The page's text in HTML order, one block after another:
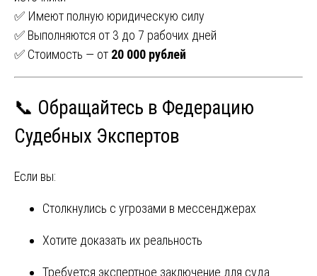
✅ Имеют полную юридическую силу
✅ Выполняются от 3 до 7 рабочих дней
✅ Стоимость — от 20 000 рублей
📞 Обращайтесь в Федерацию
Судебных Экспертов
Если вы:
Столкнулись с угрозами в мессенджерах
Хотите доказать их реальность
Требуется экспертное заключение для суда